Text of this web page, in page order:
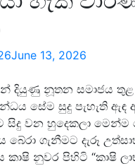
June 13, 2026
දියුණු නූතන සමාජය
සේම සුදු පැහැති
සිදු වන හුදෙකලා
ගැනීමට දැරූ
නුවර පිහිටි “කාෂි